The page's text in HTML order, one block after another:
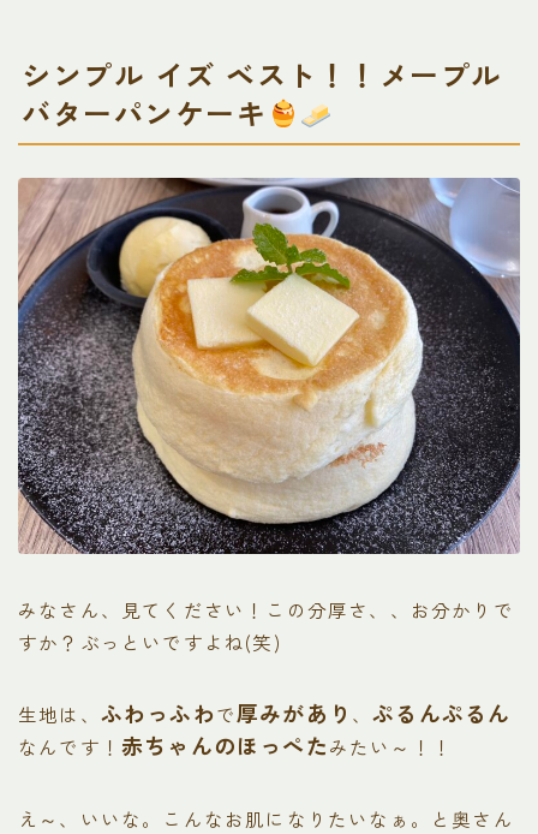
シンプル イズ ベスト！！メープル
バターパンケーキ
みなさん、見てください！この分厚さ、、お分かりで
すか？ぶっといですよね(笑)
生地は、 ふわっふわで厚みがあり 、ぷるんぷるん
なんです！ 赤ちゃんのほっぺたみたい～！！
え～、いいな。こんなお肌になりたいなぁ。と奥さん